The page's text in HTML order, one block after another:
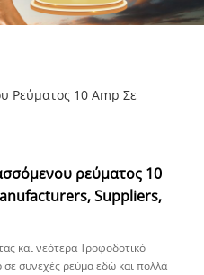
Ρεύματος 10 Amp Σε
ρεύματος 10
Suppliers,
και νεότερα Τροφοδοτικό
συνεχές ρεύμα εδώ και πολλά